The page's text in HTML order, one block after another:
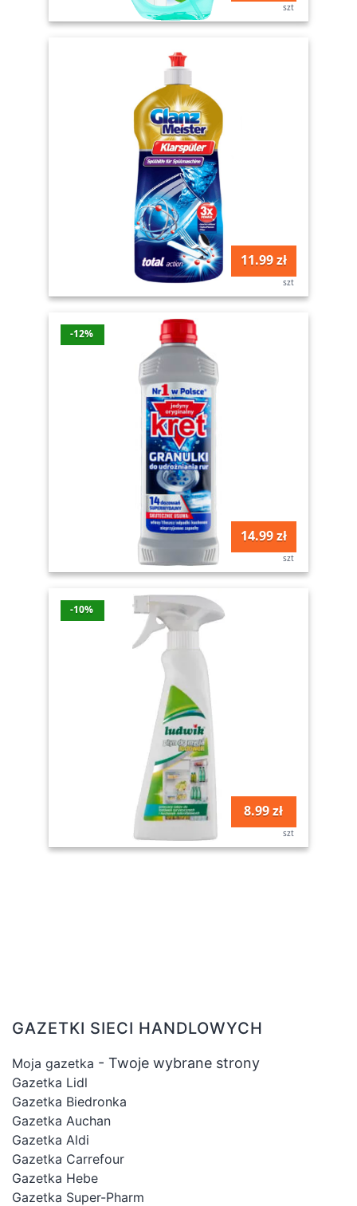
szt
11.99 zł
szt
-12%
14.99 zł
szt
-10%
8.99 zł
szt
GAZETKI SIECI HANDLOWYCH
Moja gazetka - Twoje wybrane strony
Gazetka Lidl
Gazetka Biedronka
Gazetka Auchan
Gazetka Aldi
Gazetka Carrefour
Gazetka Hebe
Gazetka Super-Pharm